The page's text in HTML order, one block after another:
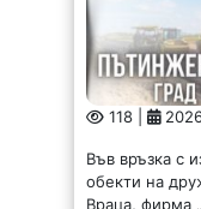
118 |
Във връзка с
обекти на
Враца, фирма